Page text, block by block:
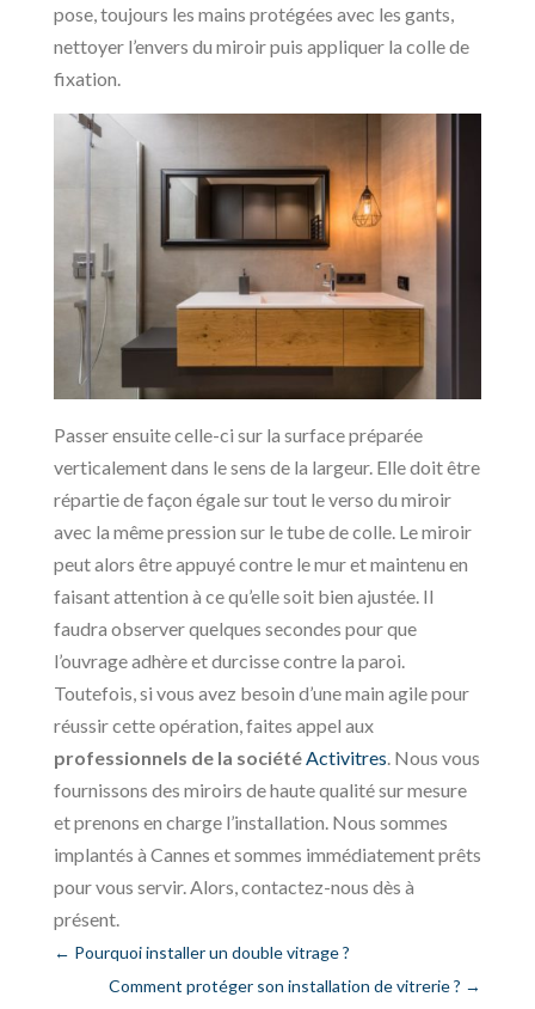
pose, toujours les mains protégées avec les gants,
nettoyer l’envers du miroir puis appliquer la colle de
fixation.
Passer ensuite celle-ci sur la surface préparée
verticalement dans le sens de la largeur. Elle doit être
répartie de façon égale sur tout le verso du miroir
avec la même pression sur le tube de colle. Le miroir
peut alors être appuyé contre le mur et maintenu en
faisant attention à ce qu’elle soit bien ajustée. Il
faudra observer quelques secondes pour que
l’ouvrage adhère et durcisse contre la paroi.
Toutefois, si vous avez besoin d’une main agile pour
réussir cette opération, faites appel aux
professionnels de la sociétéActivitres. Nous vous
fournissons des miroirs de haute qualité sur mesure
et prenons en charge l’installation. Nous sommes
implantés à Cannes et sommes immédiatement prêts
pour vous servir. Alors, contactez-nous dès à
présent.
← Pourquoi installer un double vitrage ?
Comment protéger son installation de vitrerie ? →